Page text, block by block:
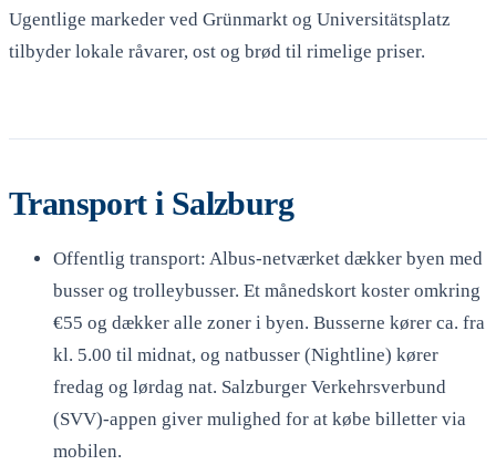
Ugentlige markeder ved Grünmarkt og Universitätsplatz
tilbyder lokale råvarer, ost og brød til rimelige priser.
Transport i Salzburg
Offentlig transport: Albus-netværket dækker byen med
busser og trolleybusser. Et månedskort koster omkring
€55 og dækker alle zoner i byen. Busserne kører ca. fra
kl. 5.00 til midnat, og natbusser (Nightline) kører
fredag og lørdag nat. Salzburger Verkehrsverbund
(SVV)-appen giver mulighed for at købe billetter via
mobilen.